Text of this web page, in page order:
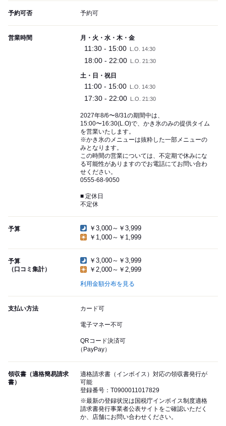
予約可否 予約可
営業時間 月・火・水・木・金
11:30 - 15:00 L.O. 14:30
18:00 - 22:00 L.O. 21:30
土・日・祝日
11:00 - 15:00 L.O. 14:30
17:30 - 22:00 L.O. 21:30
2027年8/6〜8/31の期間中は、
15:00〜16:30(L.O)で、かき氷のみの提供タイム
を営業いたします。
※かき氷のメニューは抜粋した一部メニューの
みとなります。
この時間の営業については、不定期で休みにな
る可能性がありますのでお電話にてお問い合わ
せください。
0555-68-9050
■ 定休日
不定休
予算
￥3,000～￥3,999
￥1,000～￥1,999
予算
（口コミ集計）
￥3,000～￥3,999
￥2,000～￥2,999
利用金額分布を見る
支払い方法 カード可
電子マネー不可
QRコード決済可
（PayPay）
領収書（適格簡易請求
書）
適格請求書（インボイス）対応の領収書発行が
可能
登録番号：T0900011017829
※最新の登録状況は国税庁インボイス制度適格
請求書発行事業者公表サイトをご確認いただく
か、店舗にお問い合わせください。